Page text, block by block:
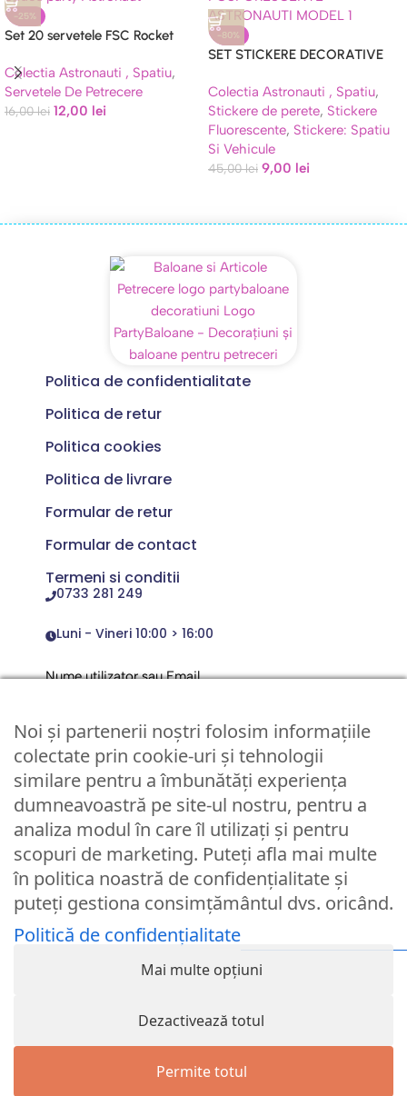
-25%
Set 20 servetele FSC Rocket
Colectia Astronauti , Spatiu,
Servetele De Petrecere
16,00lei 12,00 lei
-80%
SET STICKERE DECORATIVE
ASTRONAUTI MODEL 1
Colectia Astronauti , Spatiu,
Stickere de perete, Stickere
Fluorescente, Stickere: Spatiu
Si Vehicule
45,00lei 9,00 lei
Politica de confidentialitate
Politica de retur
Politica cookies
Politica de livrare
Formular de retur
Formular de contact
Termeni si conditii
0733 281 249
Luni - Vineri 10:00 > 16:00
Nume utilizator sau Email
Parola
Remember Me
Logare
Lost your password?
© Partybaloane.ro - Toate drepturile rezervate. ™
Noi și partenerii noștri folosim informațiile
colectate prin cookie-uri și tehnologii
similare pentru a îmbunătăți experiența
dumneavoastră pe site-ul nostru, pentru a
analiza modul în care îl utilizați și pentru
scopuri de marketing. Puteți afla mai multe
în politica noastră de confidențialitate și
puteți gestiona consimțământul dvs. oricând.
Politică de confidențialitate
Mai multe opțiuni
Dezactivează totul
Permite totul